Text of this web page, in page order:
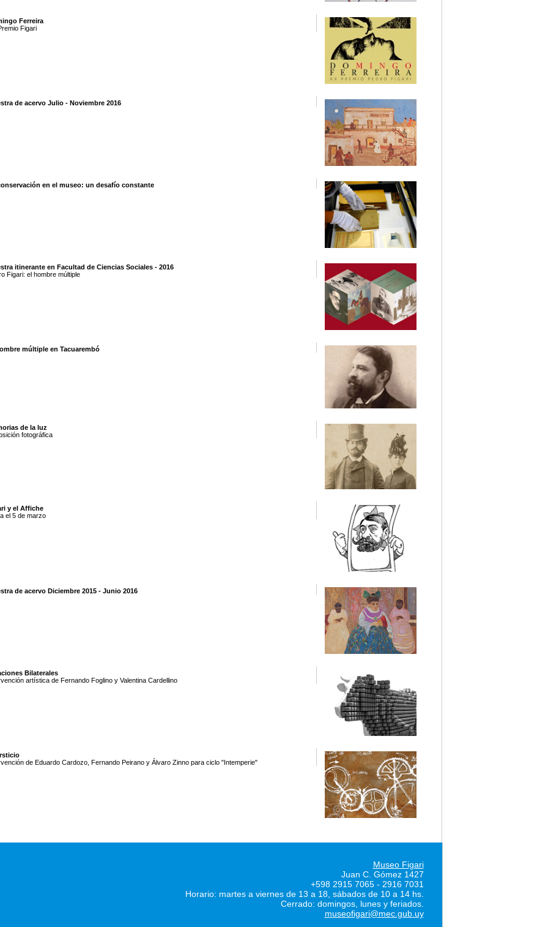
Ferreira
Figari
de acervo Julio - Noviembre 2016
en el museo: un desafío constante
itinerante en Facultad de Ciencias Sociales - 2016
Figari: el hombre múltiple
múltiple en Tacuarembó
de la luz
fotográfica
y el Affiche
el 5 de marzo
de acervo Diciembre 2015 - Junio 2016
Bilaterales
artística de Fernando Foglino y Valentina Cardellino
de Eduardo Cardozo, Fernando Peirano y Álvaro Zinno para ciclo "Intemperie"
Museo Figari
Juan C. Gómez 1427
+598 2915 7065 - 2916 7031
Horario: martes a viernes de 13 a 18, sábados de 10 a 14 hs.
Cerrado: domingos, lunes y feriados.
museofigari@mec.gub.uy